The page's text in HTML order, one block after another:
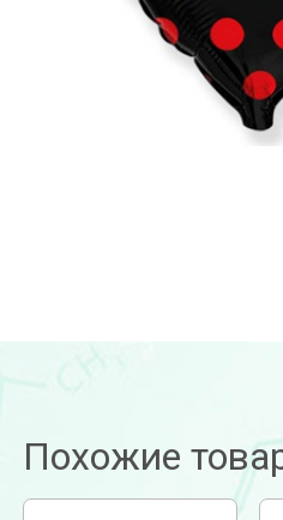
Похожие